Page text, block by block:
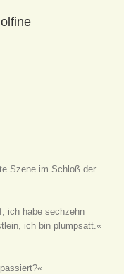
Szene im Schloß der
ich habe sechzehn
ich bin plumpsatt.«